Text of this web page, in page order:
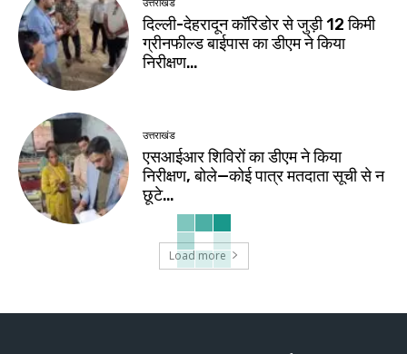
उत्तराखंड
दिल्ली-देहरादून कॉरिडोर से जुड़ी 12 किमी
ग्रीनफील्ड बाईपास का डीएम ने किया
निरीक्षण…
उत्तराखंड
एसआईआर शिविरों का डीएम ने किया
निरीक्षण, बोले—कोई पात्र मतदाता सूची से न
छूटे…
Load more